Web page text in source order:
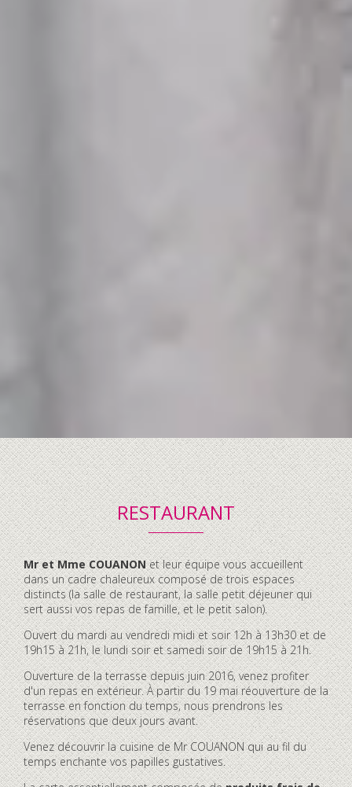
RESTAURANT
Contenu
accordéon
Mr et Mme COUANONet leur équipe vous accueillent
dans un cadre chaleureux composé de trois espaces
distincts (la salle de restaurant, la salle petit déjeuner qui
sert aussi vos repas de famille, et le petit salon).
Ouvert du mardi au vendredi midi et soir 12h à 13h30 et de
19h15 à 21h, le lundi soir et samedi soir de 19h15 à 21h.
Ouverture de la terrasse depuis juin 2016, venez profiter
d'un repas en extérieur. À partir du 19 mai réouverture de la
terrasse en fonction du temps, nous prendrons les
réservations que deux jours avant.
Venez découvrir la cuisine de Mr COUANON qui au fil du
temps enchante vos papilles gustatives.